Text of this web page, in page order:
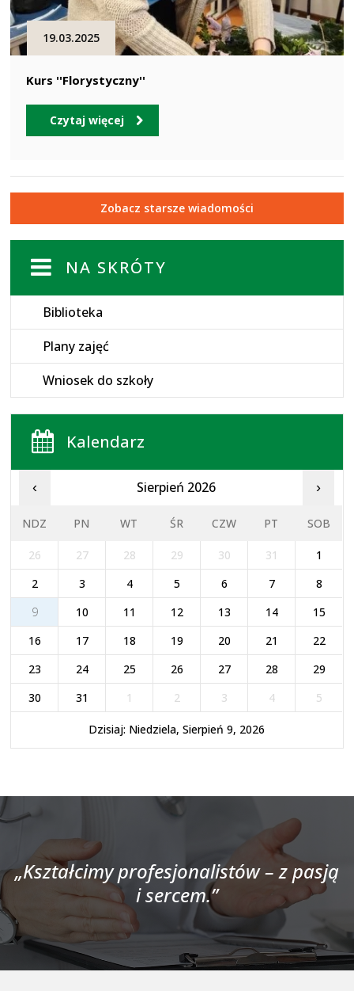
19.03.2025
Kurs ''Florystyczny''
Czytaj więcej
Zobacz starsze wiadomości
NA SKRÓTY
Biblioteka
Plany zajęć
Wniosek do szkoły
Kalendarz
‹ Sierpień 2026 ›
NDZ PN WT ŚR CZW PT SOB
26 27 28 29 30 31
1
2
3 4 5 6 7
8
9
10 11 12 13 14
15
16
17 18 19 20 21
22
23
24 25 26 27 28
29
30
31 1 2 3 4 5
Dzisiaj: Niedziela, Sierpień 9, 2026
„Kształcimy profesjonalistów – z pasją
i sercem.”